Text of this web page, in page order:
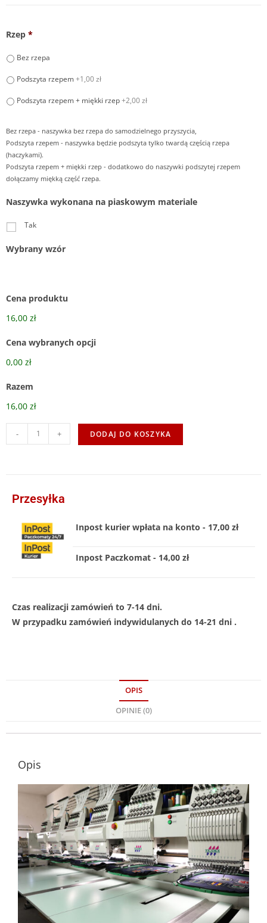
Rzep *
Bez rzepa
Podszyta rzepem+1,00 zł
Podszyta rzepem + miękki rzep+2,00 zł
Bez rzepa - naszywka bez rzepa do samodzielnego przyszycia,
Podszyta rzepem - naszywka będzie podszyta tylko twardą częścią rzepa
(haczykami).
Podszyta rzepem + miękki rzep - dodatkowo do naszywki podszytej rzepem
dołączamy miękką część rzepa.
Naszywka wykonana na piaskowym materiale
Tak
Wybrany wzór
Cena produktu
16,00 zł
Cena wybranych opcji
0,00 zł
Razem
16,00 zł
- + DODAJ DO KOSZYKA
Przesyłka
Inpost kurier wpłata na konto - 17,00 zł
Inpost Paczkomat - 14,00 zł
Czas realizacji zamówień to 7-14 dni.
W przypadku zamówień indywidulanych do 14-21 dni .
OPIS
OPINIE (0)
Opis